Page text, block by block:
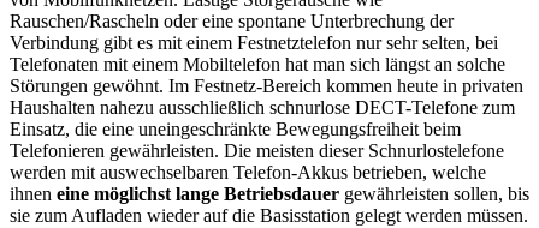
Rauschen/Rascheln oder eine spontane Unterbrechung der
Verbindung gibt es mit einem Festnetztelefon nur sehr selten, bei
Telefonaten mit einem Mobiltelefon hat man sich längst an solche
Störungen gewöhnt. Im Festnetz-Bereich kommen heute in privaten
Haushalten nahezu ausschließlich schnurlose DECT-Telefone zum
Einsatz, die eine uneingeschränkte Bewegungsfreiheit beim
Telefonieren gewährleisten. Die meisten dieser Schnurlostelefone
werden mit auswechselbaren Telefon-Akkus betrieben, welche
ihnen eine möglichst lange Betriebsdauer gewährleisten sollen, bis
sie zum Aufladen wieder auf die Basisstation gelegt werden müssen.